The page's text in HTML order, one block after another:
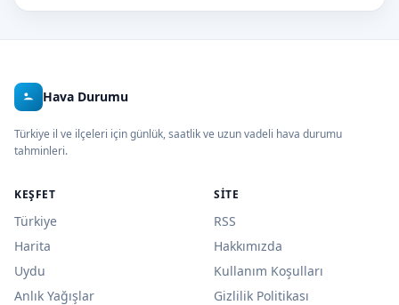
Hava Durumu
Türkiye il ve ilçeleri için günlük, saatlik ve uzun vadeli hava durumu
tahminleri.
KEŞFET
Türkiye
Harita
Uydu
Anlık Yağışlar
SITE
RSS
Hakkımızda
Kullanım Koşulları
Gizlilik Politikası